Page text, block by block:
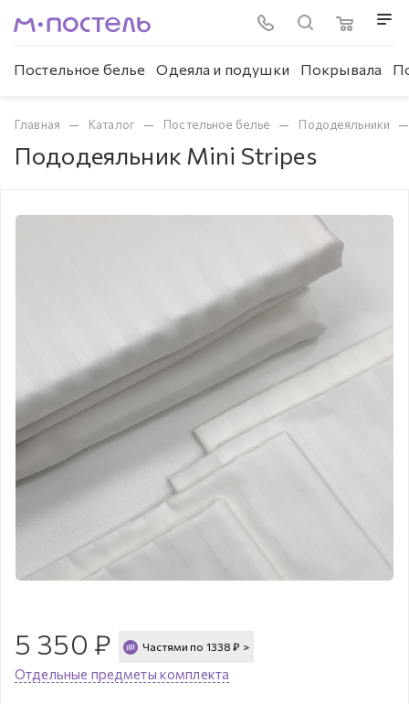
Постельное белье Одеяла и подушки Покрывала
Главная — Каталог — Постельное белье — Пододеяльники —
Пододеяльник Mini Stripes
5 350 ₽ Частями по 1338 ₽ >
Отдельные предметы комплекта